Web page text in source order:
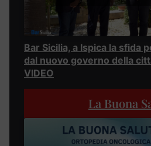
Bar Sicilia, a Ispica la sfida
dal nuovo governo della
VIDEO
La Buona